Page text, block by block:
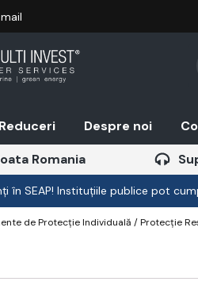
Reduceri Despre noi
Romania
în SEAP! Instituțiile publice pot
de Protecție Individuală /Protecție